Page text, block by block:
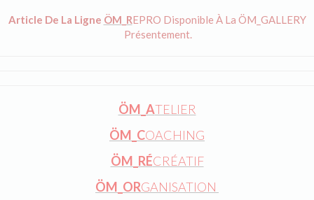
Article De La Ligne ÖM_REPRO Disponible À La ÖM_GALLERY
Présentement.
ÖM_ATELIER
ÖM_COACHING
ÖM_RÉCRÉATIF
ÖM_ORGANISATION